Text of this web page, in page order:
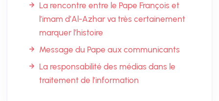
La rencontre entre le Pape François et
l’imam d’Al-Azhar va très certainement
marquer l’histoire
Message du Pape aux communicants
La responsabilité des médias dans le
traitement de l’information